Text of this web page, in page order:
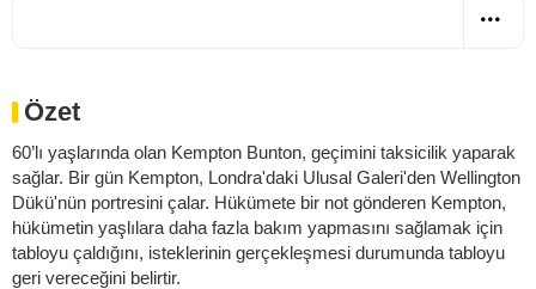
Özet
60’lı yaşlarında olan Kempton Bunton, geçimini taksicilik yaparak
sağlar. Bir gün Kempton, Londra'daki Ulusal Galeri'den Wellington
Dükü'nün portresini çalar. Hükümete bir not gönderen Kempton,
hükümetin yaşlılara daha fazla bakım yapmasını sağlamak için
tabloyu çaldığını, isteklerinin gerçekleşmesi durumunda tabloyu
geri vereceğini belirtir.